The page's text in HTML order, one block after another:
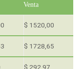
Venta
$ 1520,00
$ 1728,65
$ 292,97